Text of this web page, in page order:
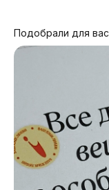
Подобрали для вас